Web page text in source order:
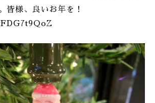
CONTACT
ONLINE SHOP
皆様、良いお年を！